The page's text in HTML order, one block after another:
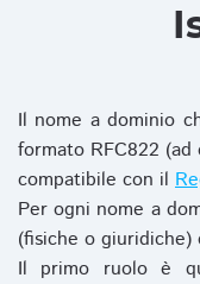
Il nome a dominio
formato RFC822
compatibile con il
Per ogni nome a
(fisiche o
Il primo ruolo è